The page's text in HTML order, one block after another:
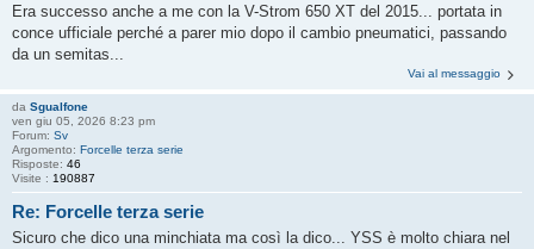
Era successo anche a me con la V-Strom 650 XT del 2015... portata in
conce ufficiale perché a parer mio dopo il cambio pneumatici, passando
da un semitas...
Vai al messaggio
da Sgualfone
ven giu 05, 2026 8:23 pm
Forum: Sv
Argomento: Forcelle terza serie
Risposte: 46
Visite : 190887
Re: Forcelle terza serie
Sicuro che dico una minchiata ma così la dico... YSS è molto chiara nel